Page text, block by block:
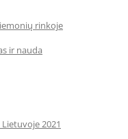
rinkoje
ir nauda
2021